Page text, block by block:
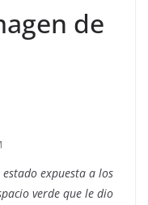
de
expuesta a los
verde que le dio